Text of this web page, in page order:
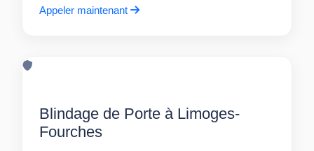
Appeler maintenant
Blindage de Porte à Limoges-
Fourches